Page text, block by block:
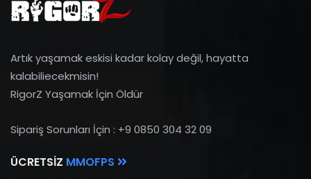
Artık yaşamak eskisi kadar kolay değil, hayatta
kalabiliecekmisin!
RigorZ Yaşamak İçin Öldür
Sipariş Sorunları İçin : +9 0850 304 32 09
ÜCRETSIZ MMOFPS